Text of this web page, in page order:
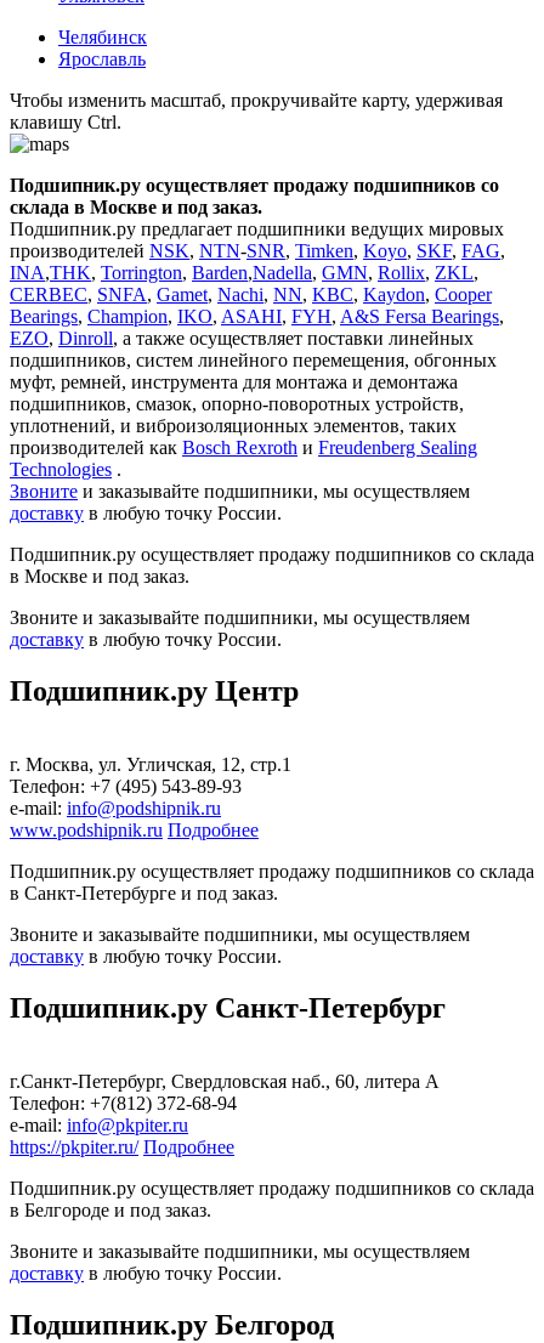
Челябинск
Ярославль
Чтобы изменить масштаб, прокручивайте карту, удерживая
клавишу Ctrl.
Подшипник.ру осуществляет продажу подшипников со
склада в Москве и под заказ.
Подшипник.ру предлагает подшипники ведущих мировых
производителей NSK, NTN-SNR, Timken, Koyo, SKF, FAG,
INA,THK, Torrington, Barden,Nadella, GMN, Rollix, ZKL,
CERBEC, SNFA, Gamet, Nachi, NN, KBC, Kaydon, Cooper
Bearings, Champion, IKO, ASAHI, FYH, A&S Fersa Bearings,
EZO, Dinroll, а также осуществляет поставки линейных
подшипников, систем линейного перемещения, обгонных
муфт, ремней, инструмента для монтажа и демонтажа
подшипников, смазок, опорно-поворотных устройств,
уплотнений, и виброизоляционных элементов, таких
производителей как Bosсh Rexroth и Freudenberg Sealing
Technologies .
Звоните и заказывайте подшипники, мы осуществляем
доставку в любую точку России.
Подшипник.ру осуществляет продажу подшипников со склада
в Москве и под заказ.
Звоните и заказывайте подшипники, мы осуществляем
доставку в любую точку России.
Подшипник.ру Центр
г. Москва, ул. Угличская, 12, стр.1
Телефон: +7 (495) 543-89-93
е-mail: info@podshipnik.ru
www.podshipnik.ru Подробнее
Подшипник.ру осуществляет продажу подшипников со склада
в Санкт-Петербурге и под заказ.
Звоните и заказывайте подшипники, мы осуществляем
доставку в любую точку России.
Подшипник.ру Санкт-Петербург
г.Санкт-Петербург, Свердловская наб., 60, литера А
Телефон: +7(812) 372-68-94
е-mail: info@pkpiter.ru
https://pkpiter.ru/ Подробнее
Подшипник.ру осуществляет продажу подшипников со склада
в Белгороде и под заказ.
Звоните и заказывайте подшипники, мы осуществляем
доставку в любую точку России.
Подшипник.ру Белгород